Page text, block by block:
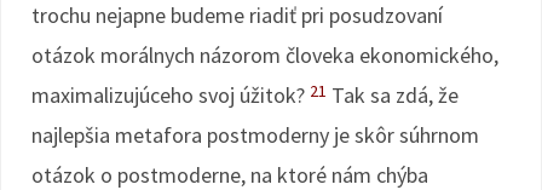
trochu nejapne budeme riadiť pri posudzovaní
otázok morálnych názorom človeka ekonomického,
maximalizujúceho svoj úžitok? 21 Tak sa zdá, že
najlepšia metafora postmoderny je skôr súhrnom
otázok o postmoderne, na ktoré nám chýba